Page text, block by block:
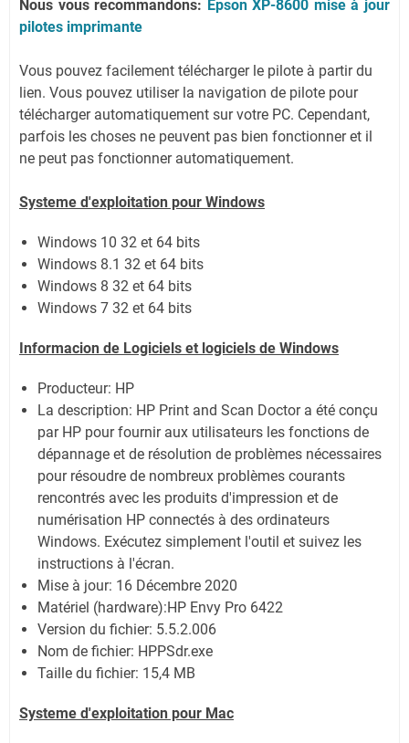
Nous vous recommandons: Epson XP-8600 mise à jour
pilotes imprimante
Vous pouvez facilement télécharger le pilote à partir du
lien. Vous pouvez utiliser la navigation de pilote pour
télécharger automatiquement sur votre PC. Cependant,
parfois les choses ne peuvent pas bien fonctionner et il
ne peut pas fonctionner automatiquement.
Systeme d'exploitation pour Windows
Windows 10 32 et 64 bits
Windows 8.1 32 et 64 bits
Windows 8 32 et 64 bits
Windows 7 32 et 64 bits
Informacion de Logiciels et logiciels de Windows
Producteur: HP
La description: HP Print and Scan Doctor a été conçu
par HP pour fournir aux utilisateurs les fonctions de
dépannage et de résolution de problèmes nécessaires
pour résoudre de nombreux problèmes courants
rencontrés avec les produits d'impression et de
numérisation HP connectés à des ordinateurs
Windows. Exécutez simplement l'outil et suivez les
instructions à l'écran.
Mise à jour: 16 Décembre 2020
Matériel (hardware):HP Envy Pro 6422
Version du fichier: 5.5.2.006
Nom de fichier: HPPSdr.exe
Taille du fichier: 15,4 MB
Systeme d'exploitation pour Mac